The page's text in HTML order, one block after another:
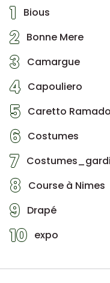
1 Bious
2 Bonne Mere
3 Camargue
4 Capouliero
5 Caretto Ramado
6 Costumes
7
8 Course à Nimes
9 Drapé
10 expo